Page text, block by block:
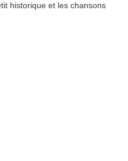
historique et les chansons